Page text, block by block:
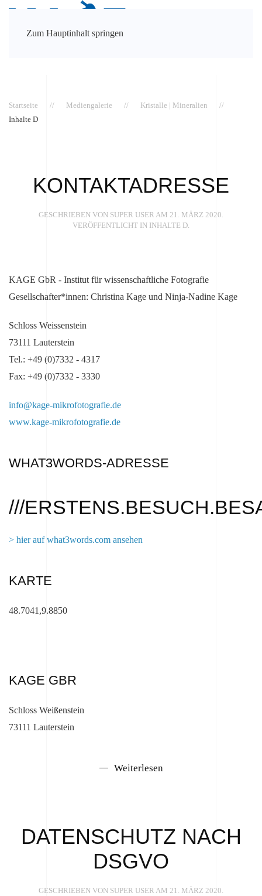
Zum Hauptinhalt springen
Startseite Mediengalerie
Kristalle | Mineralien
Inhalte D
KONTAKTADRESSE
GESCHRIEBEN VON SUPER USER AM 21. MÄRZ 2020
VERÖFFENTLICHT IN INHALTE D
KAGE GbR - Institut für wissenschaftliche Fotografie
Gesellschafter*innen: Christina Kage und Ninja-Nadine Kage
Schloss Weissenstein
73111 Lauterstein
Tel.: +49 (0)7332 - 4317
Fax: +49 (0)7332 - 3330
info@kage-mikrofotografie.de
www.kage-mikrofotografie.de
WHAT3WORDS-ADRESSE
///
> hier auf what3words.com ansehen
KARTE
48.7041,9.8850
KAGE GBR
Schloss Weißenstein
73111 Lauterstein
Weiterlesen
DATENSCHUTZ NACH
DSGVO
GESCHRIEBEN VON SUPER USER AM 21. MÄRZ 2020.